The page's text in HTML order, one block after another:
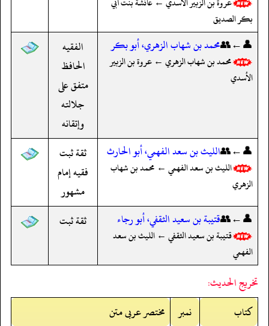
بكر الصديق
👤←👥محمد بن شهاب الزهري، أبو بكر
محمد بن شهاب الزهري ← عروة بن الزبير
الأسدي
الفقيه
الحافظ
متفق على
جلالته
وإتقانه
👤←👥الليث بن سعد الفهمي، أبو الحارث
الليث بن سعد الفهمي ← محمد بن شهاب
الزهري
ثقة ثبت
فقيه إمام
مشهور
👤←👥قتيبة بن سعيد الثقفي، أبو رجاء
قتيبة بن سعيد الثقفي ← الليث بن سعد
الفهمي
ثقة ثبت
تخريج الحديث:
کتاب
نمبر مختصر عربی متن